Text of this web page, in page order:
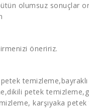
olumsuz sonuçlar
öneririz.
petek temizleme,bayraklı
,dikili petek temizleme
, karşıyaka petek